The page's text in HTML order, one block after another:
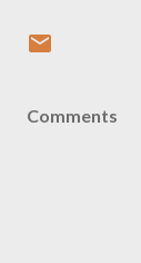
Comments